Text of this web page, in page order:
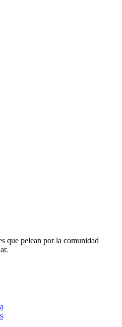
que pelean por la comunidad